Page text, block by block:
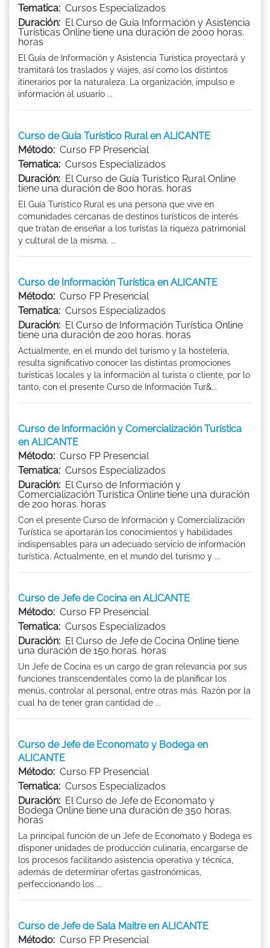
Tematica: Cursos Especializados
Duración: El Curso de Guía Información y Asistencia
Turísticas Online tiene una duración de 2000 horas.
horas
El Guía de Información y Asistencia Turística proyectará y
tramitará los traslados y viajes, así como los distintos
itinerarios por la naturaleza. La organización, impulso e
información al usuario ...
Curso de Guía Turístico Rural en ALICANTE
Método: Curso FP Presencial
Tematica: Cursos Especializados
Duración: El Curso de Guía Turístico Rural Online
tiene una duración de 800 horas. horas
El Guía Turístico Rural es una persona que vive en
comunidades cercanas de destinos turísticos de interés
que tratan de enseñar a los turistas la riqueza patrimonial
y cultural de la misma. ...
Curso de Información Turística en ALICANTE
Método: Curso FP Presencial
Tematica: Cursos Especializados
Duración: El Curso de Información Turística Online
tiene una duración de 200 horas. horas
Actualmente, en el mundo del turismo y la hostelería,
resulta significativo conocer las distintas promociones
turísticas locales y la información al turista o cliente, por lo
tanto, con el presente Curso de Información Tur&...
Curso de Información y Comercialización Turística
en ALICANTE
Método: Curso FP Presencial
Tematica: Cursos Especializados
Duración: El Curso de Información y
Comercialización Turística Online tiene una duración
de 200 horas. horas
Con el presente Curso de Información y Comercialización
Turística se aportarán los conocimientos y habilidades
indispensables para un adecuado servicio de información
turística. Actualmente, en el mundo del turismo y ...
Curso de Jefe de Cocina en ALICANTE
Método: Curso FP Presencial
Tematica: Cursos Especializados
Duración: El Curso de Jefe de Cocina Online tiene
una duración de 150 horas. horas
Un Jefe de Cocina es un cargo de gran relevancia por sus
funciones transcendentales como la de planificar los
menús, controlar al personal, entre otras más. Razón por la
cual ha de tener gran cantidad de ...
Curso de Jefe de Economato y Bodega en
ALICANTE
Método: Curso FP Presencial
Tematica: Cursos Especializados
Duración: El Curso de Jefe de Economato y
Bodega Online tiene una duración de 350 horas.
horas
La principal función de un Jefe de Economato y Bodega es
disponer unidades de producción culinaria, encargarse de
los procesos facilitando asistencia operativa y técnica,
además de determinar ofertas gastronómicas,
perfeccionando los ...
Curso de Jefe de Sala Maitre en ALICANTE
Método: Curso FP Presencial